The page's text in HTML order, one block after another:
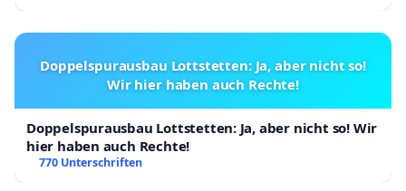
Doppelspurausbau Lottstetten: Ja, aber nicht so!
Wir hier haben auch Rechte!
Doppelspurausbau Lottstetten: Ja, aber nicht so! Wir
hier haben auch Rechte!
770 Unterschriften